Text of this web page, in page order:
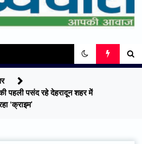
पहली पसंद रहे देहरादून शहर में
‘क्राइम’